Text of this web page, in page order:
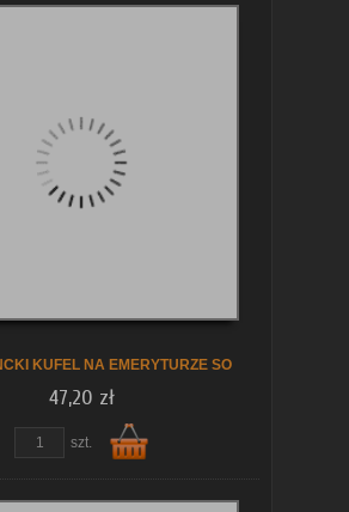
KUFEL NA EMERYTURZE SO
47,20 zł
szt.